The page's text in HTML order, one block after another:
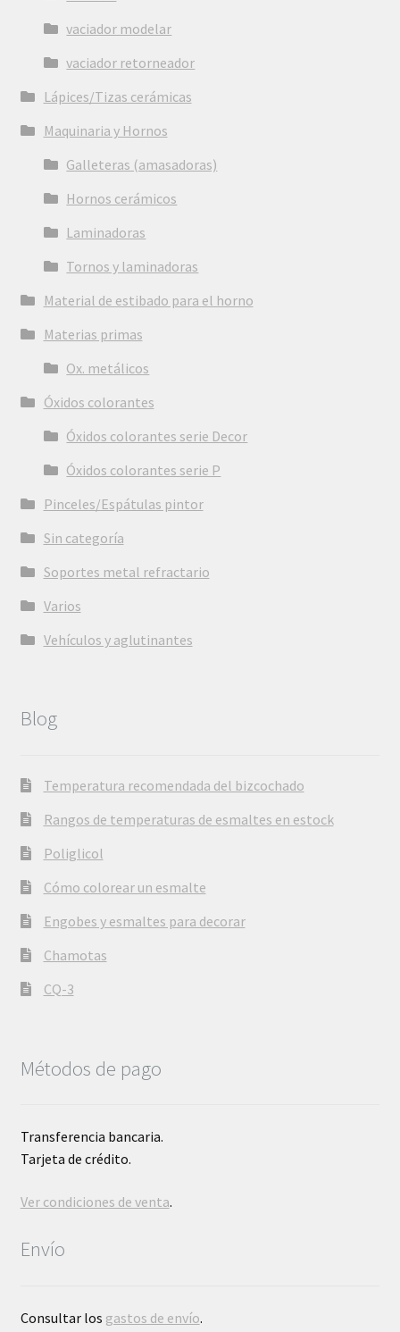
vaciador modelar
vaciador retorneador
Lápices/Tizas cerámicas
Maquinaria y Hornos
Galleteras (amasadoras)
Hornos cerámicos
Laminadoras
Tornos y laminadoras
Material de estibado para el horno
Materias primas
Ox. metálicos
Óxidos colorantes
Óxidos colorantes serie Decor
Óxidos colorantes serie P
Pinceles/Espátulas pintor
Sin categoría
Soportes metal refractario
Varios
Vehículos y aglutinantes
Blog
Temperatura recomendada del bizcochado
Rangos de temperaturas de esmaltes en estock
Poliglicol
Cómo colorear un esmalte
Engobes y esmaltes para decorar
Chamotas
CQ-3
Métodos de pago
Transferencia bancaria.
Tarjeta de crédito.
Ver condiciones de venta.
Envío
Consultar los gastos de envío.